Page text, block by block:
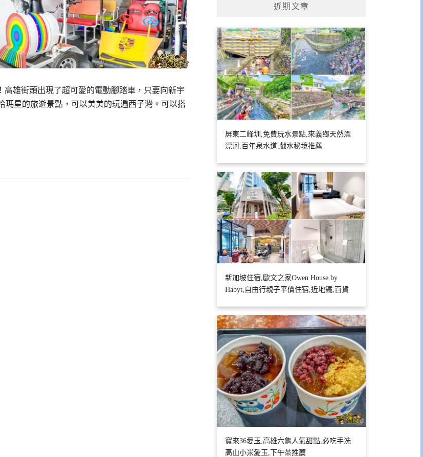
雄街頭出現了超可愛的電動腳踏車，只要向新宇
瑪星的旅遊景點，可以美美的玩遍西子灣。可以搭
近期文章
屏東二峰圳,免費玩水景點,來義鄉天然漂
漂河,百年泉水道,戲水秘境推薦
新加坡住宿,歐文之家Owen House by
Habyt,自由行親子平價住宿,近地鐵,百貨
寶來36愛玉,高雄六龜人氣甜點,必吃手洗
高山小米愛玉,下午茶推薦